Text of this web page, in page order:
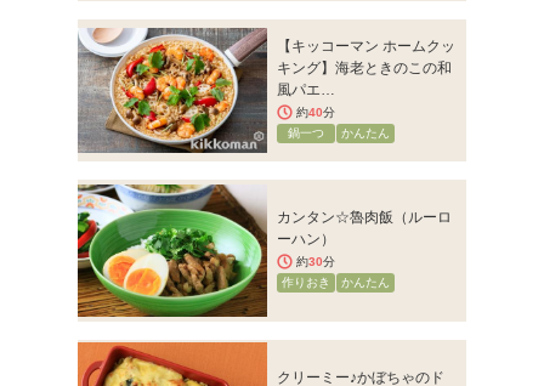
【キッコーマン ホームクッ
キング】海老ときのこの和
風パエ…
約40分
鍋一つ
かんたん
カンタン☆魯肉飯（ルーロ
ーハン）
約30分
作りおき
かんたん
クリーミー♪かぼちゃのド